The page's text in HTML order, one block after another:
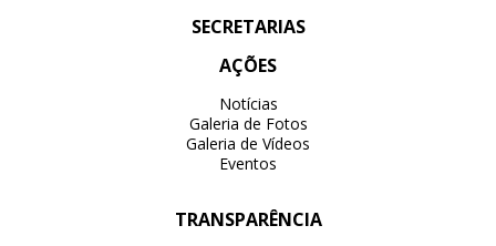
SECRETARIAS
AÇÕES
Notícias
Galeria de Fotos
Galeria de Vídeos
Eventos
TRANSPARÊNCIA